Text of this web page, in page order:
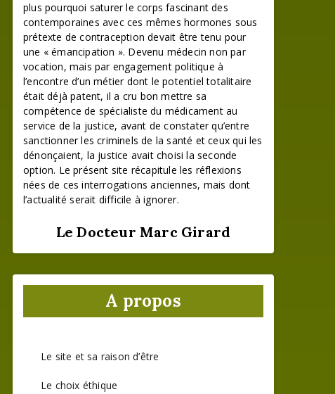
plus pourquoi saturer le corps fascinant des
contemporaines avec ces mêmes hormones sous
prétexte de contraception devait être tenu pour
une « émancipation ». Devenu médecin non par
vocation, mais par engagement politique à
l’encontre d’un métier dont le potentiel totalitaire
était déjà patent, il a cru bon mettre sa
compétence de spécialiste du médicament au
service de la justice, avant de constater qu’entre
sanctionner les criminels de la santé et ceux qui les
dénonçaient, la justice avait choisi la seconde
option. Le présent site récapitule les réflexions
nées de ces interrogations anciennes, mais dont
l’actualité serait difficile à ignorer.
Le Docteur Marc Girard
A propos
Le site et sa raison d’être
Le choix éthique